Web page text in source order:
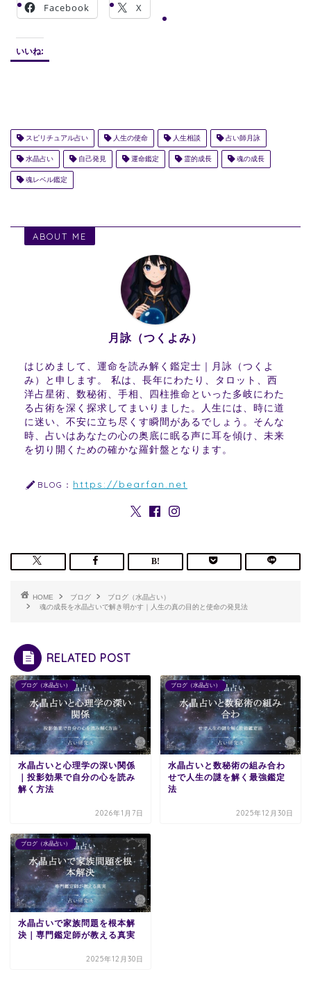
Facebook X
いいね:
スピリチュアル占い 人生の使命 人生相談 占い師月詠
水晶占い 自己発見 運命鑑定 霊的成長 魂の成長
魂レベル鑑定
ABOUT ME
月詠（つくよみ）
はじめまして、運命を読み解く鑑定士｜月詠（つくよ
み）と申します。 私は、長年にわたり、タロット、西
洋占星術、数秘術、手相、四柱推命といった多岐にわた
る占術を深く探求してまいりました。人生には、時に道
に迷い、不安に立ち尽くす瞬間があるでしょう。そんな
時、占いはあなたの心の奥底に眠る声に耳を傾け、未来
を切り開くための確かな羅針盤となります。
BLOG： https://bearfan.net
HOME ブログ
ブログ（水晶占い）
魂の成長を水晶占いで解き明かす｜人生の真の目的と使命の発見法
RELATED POST
ブログ（水晶占い）
水晶占いと心理学の深い関係
｜投影効果で自分の心を読み
解く方法
2026年1月7日
ブログ（水晶占い）
水晶占いと数秘術の組み合わ
せで人生の謎を解く最強鑑定
法
2025年12月30日
ブログ（水晶占い）
水晶占いで家族問題を根本解
決｜専門鑑定師が教える真実
2025年12月30日